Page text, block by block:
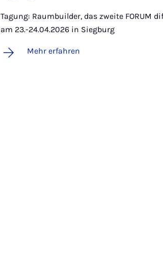
Tagung: Raumbuilder, das zweite FORUM
am 23.-24.04.2026 in Siegburg
Mehr erfahren